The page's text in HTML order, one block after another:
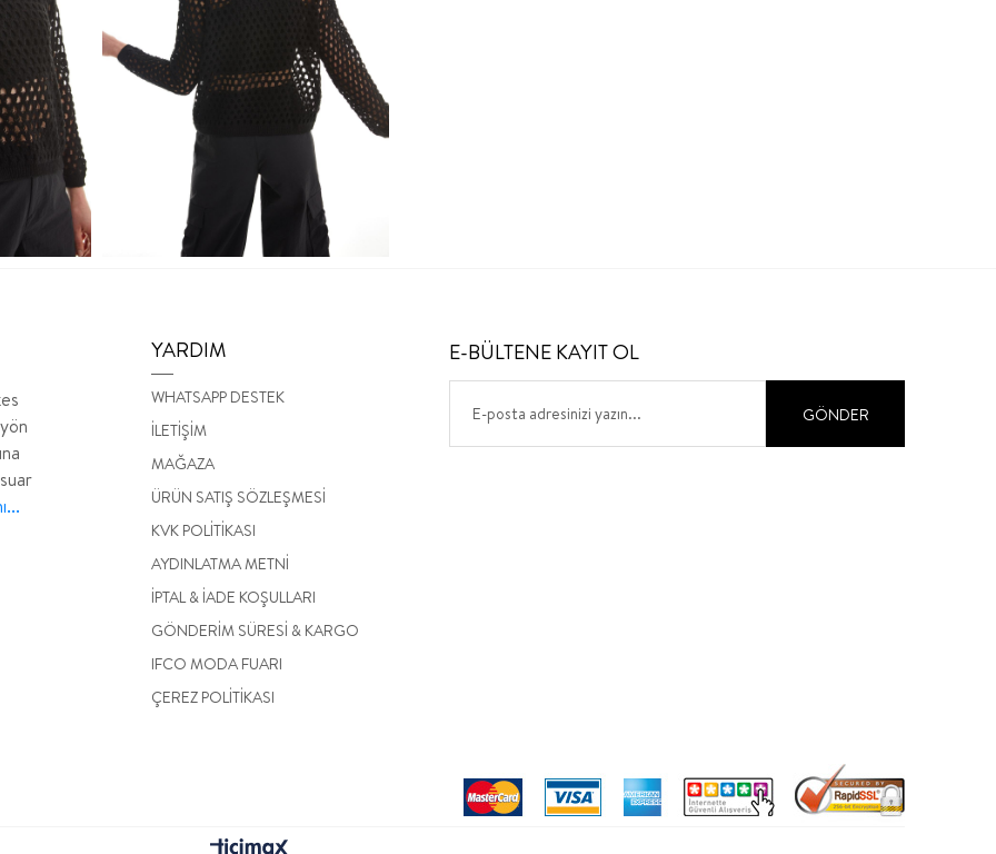
YARDIM
WHATSAPP DESTEK
İLETİŞİM
MAĞAZA
ÜRÜN SATIŞ SÖZLEŞMESİ
KVK POLİTİKASI
AYDINLATMA METNİ
İPTAL & İADE KOŞULLARI
GÖNDERİM SÜRESİ & KARGO
IFCO MODA FUARI
ÇEREZ POLİTİKASI
E-BÜLTENE KAYIT OL
GÖNDER